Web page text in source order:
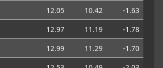
12.05 10.42
-1.63
12.97 11.19
-1.78
12.99 11.29
-1.70